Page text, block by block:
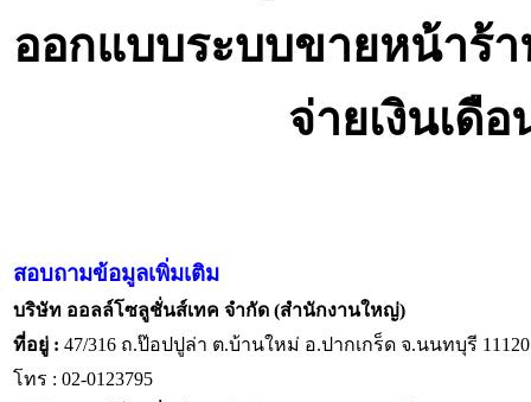
ออกแบบระบบขายหน้าร้า
จ่ายเงินเดื
สอบถามข้อมูลเพิ่มเติม
บริษัท ออลล์โซลูชั่นส์เทค จำกัด (สำนักงานใหญ่)
ที่อยู่ : 47/316 ถ.ป๊อปปูล่า ต.บ้านใหม่ อ.ปากเกร็ด จ.นนทบุรี 11120
โทร : 02-0123795